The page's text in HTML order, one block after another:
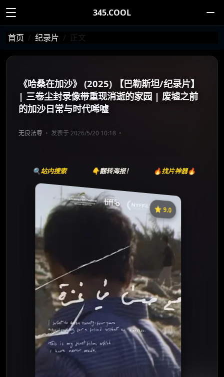
345.COOL
首页 纪录片 正文
《哈桑在加沙》 (2025) 【巴勒斯坦/纪录片】
| 三卷尘封录像带重现消逝的家园 | 废墟之前
的加沙日常与时代唏嘘
无良法尊 发表于 2026/5/20 10:18
🔍站内搜索 👇翻转海报！ 🔥找片神器🔥
⭐️ 9.0
⭐️ 评分：9.0 | 🎬 2026年
夸克网盘
百度网盘